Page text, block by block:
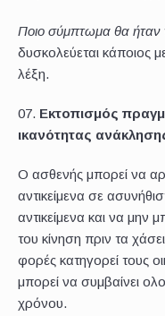
Ποιο σύμπτωμα θα ήταν
δυσκολεύεται κάποιος
λέξη.
Εκτοπισμός
ικανότητας
Ο ασθενής μπορεί να
αντικείμενα σε
αντικείμενα και να μην
του κίνηση πριν τα
φορές κατηγορεί τους
μπορεί να συμβαίνει
χρόνου.